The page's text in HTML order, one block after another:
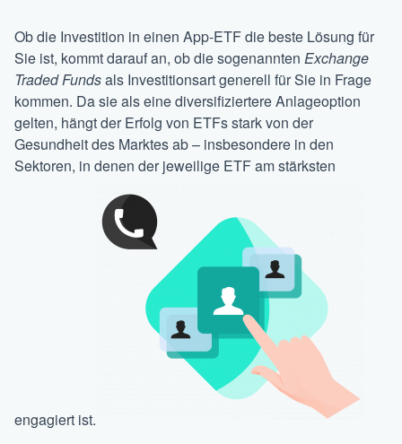
Ob die Investition in einen App-ETF die beste Lösung für
Sie ist, kommt darauf an, ob die sogenannten Exchange
Traded Fundsals Investitionsart generell für Sie in Frage
kommen. Da sie als eine diversifiziertere Anlageoption
gelten, hängt der Erfolg von ETFs stark von der
Gesundheit des Marktes ab – insbesondere in den
Sektoren, in denen der jeweilige ETF am stärksten
engagiert ist.